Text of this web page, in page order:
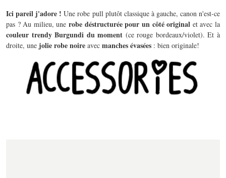
Ici pareil j'adore !Une robe pull plutôt classique à gauche, canon n'est-ce
pas ? Au milieu, unerobe déstructurée pour un côté original et avec la
couleur trendy Burgundi du moment (ce rouge bordeaux/violet). Et à
droite, une jolie robe noire avec manches évasées : bien originale!